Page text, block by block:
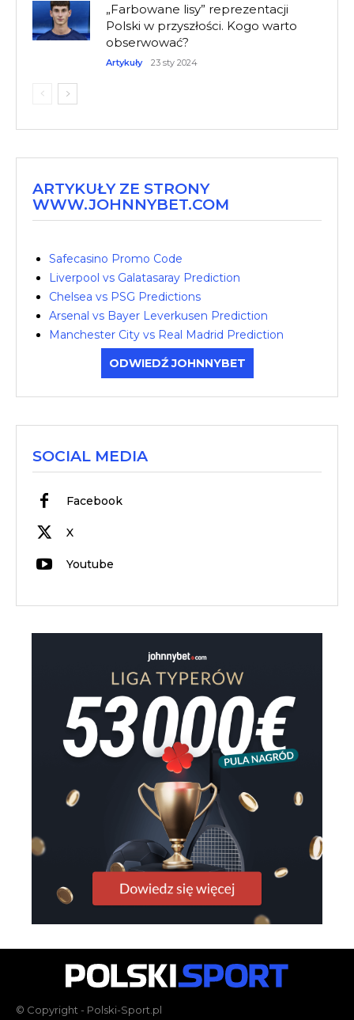
„Farbowane lisy” reprezentacji
Polski w przyszłości. Kogo warto
obserwować?
Artykuły 23 sty 2024
ARTYKUŁY ZE STRONY
WWW.JOHNNYBET.COM
Safecasino Promo Code
Liverpool vs Galatasaray Prediction
Chelsea vs PSG Predictions
Arsenal vs Bayer Leverkusen Prediction
Manchester City vs Real Madrid Prediction
ODWIEDŹ JOHNNYBET
SOCIAL MEDIA
Facebook
X
Youtube
© Copyright - Polski-Sport.pl